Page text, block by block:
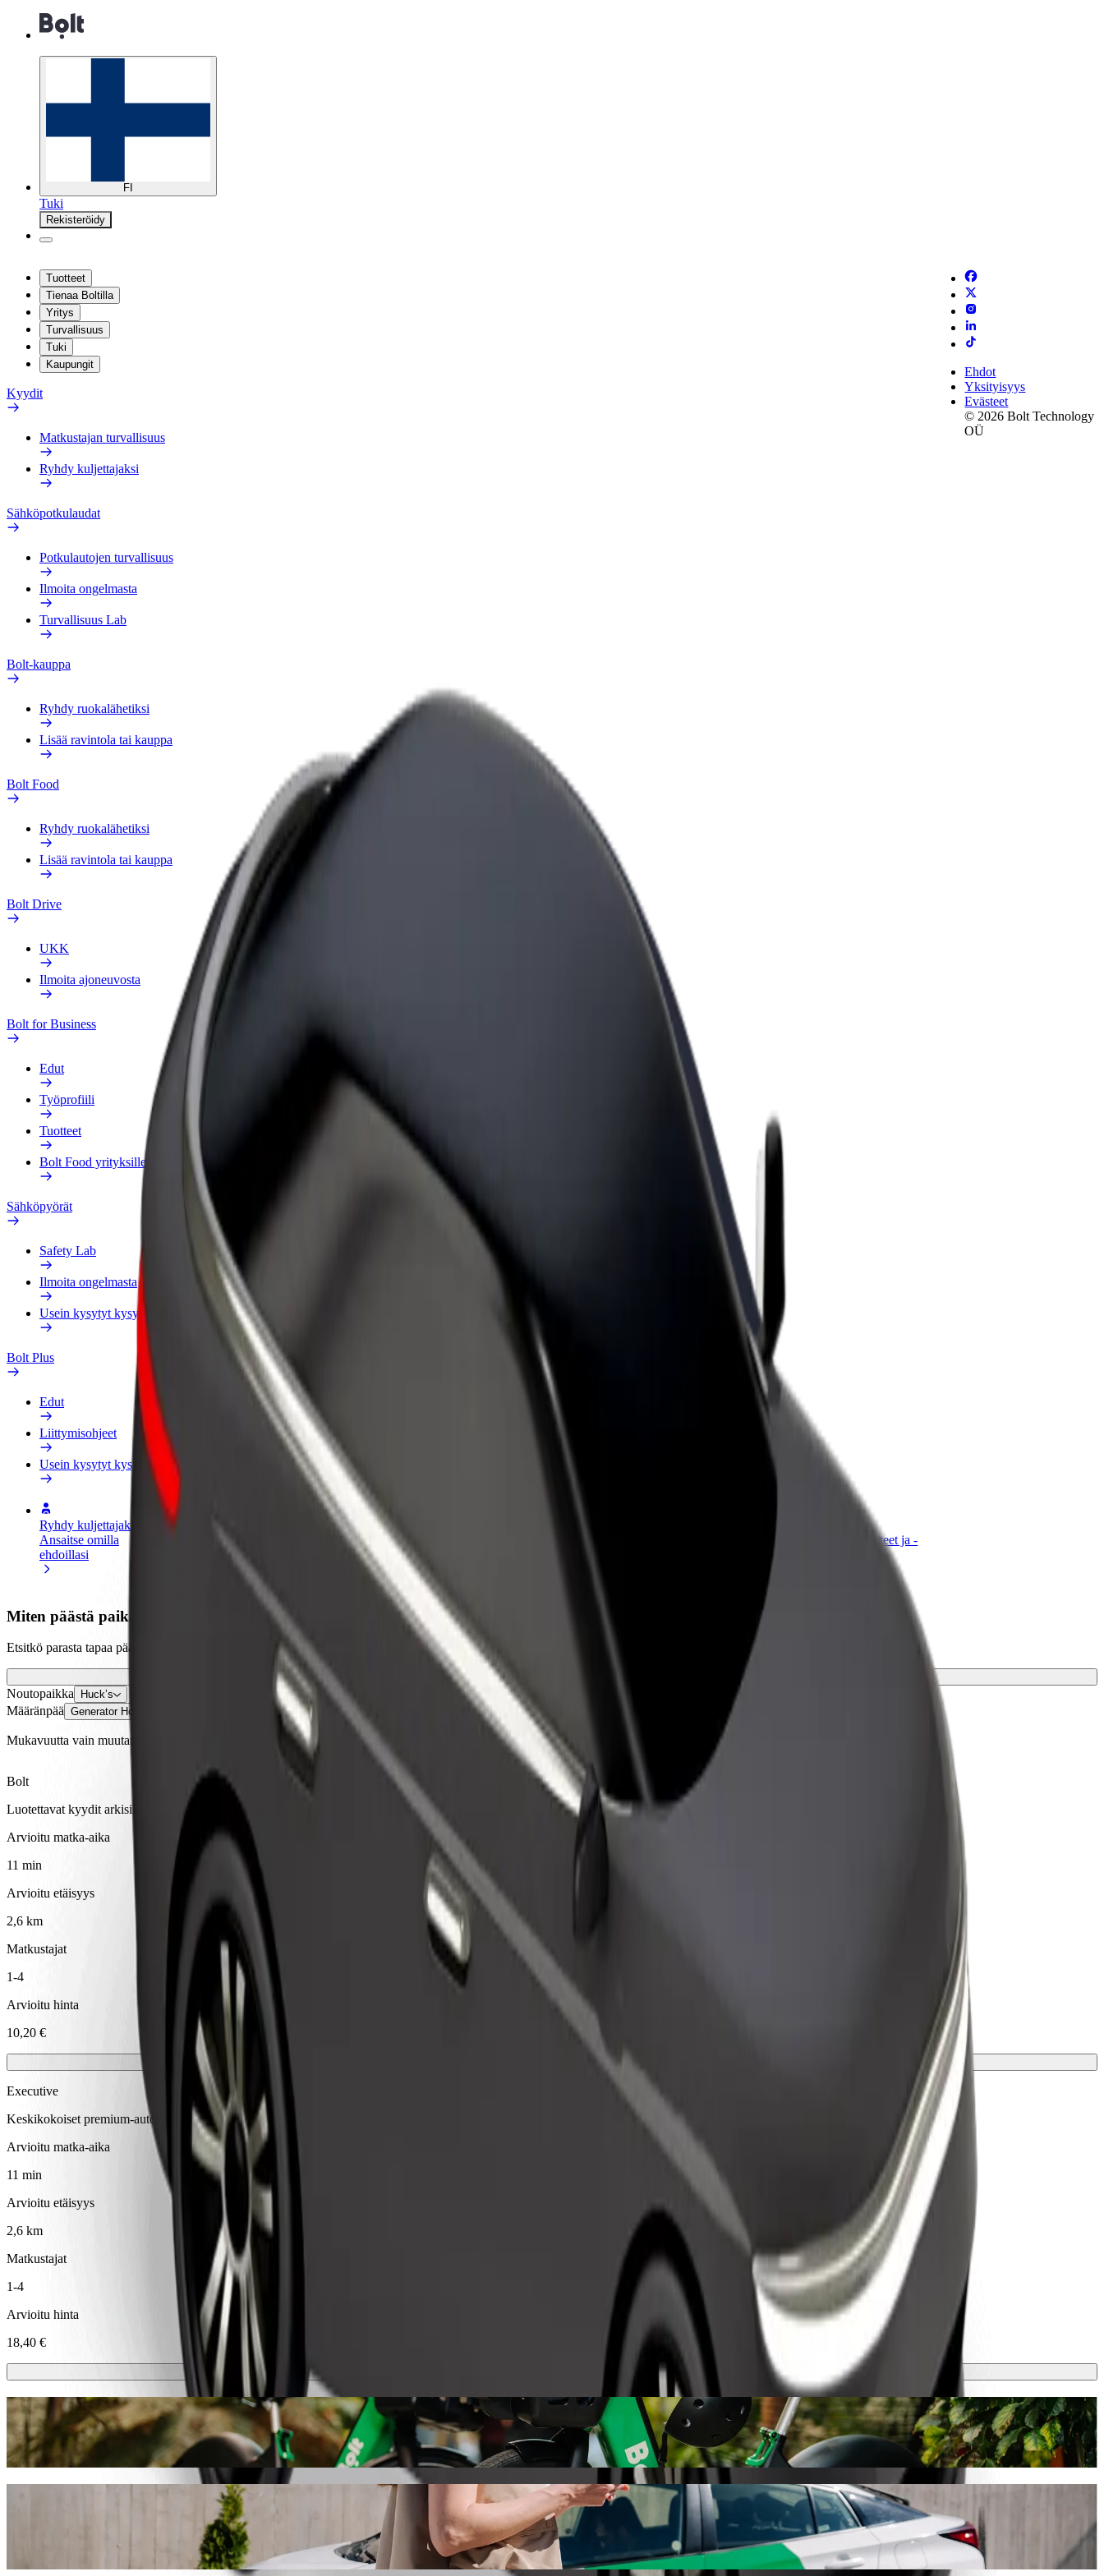
FI
Tuki
Rekisteröidy
Tuotteet
Tienaa Boltilla
Yritys
Turvallisuus
Tuki
Kaupungit
Kyydit
Matkustajan turvallisuus
Ryhdy kuljettajaksi
Sähköpotkulaudat
Potkulautojen turvallisuus
Ilmoita ongelmasta
Turvallisuus Lab
Bolt-kauppa
Ryhdy ruokalähetiksi
Lisää ravintola tai kauppa
Bolt Food
Ryhdy ruokalähetiksi
Lisää ravintola tai kauppa
Bolt Drive
UKK
Ilmoita ajoneuvosta
Bolt for Business
Edut
Työprofiili
Tuotteet
Bolt Food yrityksille
Sähköpyörät
Safety Lab
Ilmoita ongelmasta
Usein kysytyt kysymykset
Bolt Plus
Edut
Liittymisohjeet
Usein kysytyt kysymykset
Ryhdy kuljettajaksi
Ansaitse omilla
ehdoillasi
Ryhdy ruokalähetiksi
Kuljeta ruokaa ja ansaitse
Lisää ravintola tai kauppa
Tavoita lisää asiakkaita ja kasvata
ansioita
Yrityksellesi skaalatut Bolt-tuotteet ja -
Ehdot
Yksityisyys
Evästeet
© 2026 Bolt Technology
OÜ
Miten päästä paikasta Huck’s kohteeseen Generator Hostel Dublin
Etsitkö parasta tapaa päästä paikasta Huck’s kohteeseen Generator Hostel Dublin? Tutustu palveluihimme ja löydä täydellinen vaihtoehto matkaasi varten.
Noutopaikka Huck’s
Määränpää Generator Hostel Dublin
Mukavuutta vain muutaman napautuksen päässä!
Bolt
Luotettavat kyydit arkisilla keskikokoisilla autoilla.
Arvioitu matka-aika
11 min
Arvioitu etäisyys
2,6 km
Matkustajat
1-4
Arvioitu hinta
10,20 €
Executive
Keskikokoiset premium-autot laadukkain mukavuuksin
Arvioitu matka-aika
11 min
Arvioitu etäisyys
2,6 km
Matkustajat
1-4
Arvioitu hinta
18,40 €
Sähköpotkulaudat tai sähköpyörät
Liiku kaupungissa Dublin sähköpotkulaudoilla tai sähköpyörillä
Lataa Bolt-sovellus
Pääse paikasta Huck’s kohteeseen Generator Hostel Dublin Bolt-kyytipalvelulla
Suosittelemme Bolt-kyytipalvelua, jos etsit parasta hintaa matkalle kohteeseen Generator Hostel Dublin. Boltilla tämä matka kestää noin 11 min ja maksaa noin 9,50 € EUR. Tilaisuudesta riippumatta löydämme
sinulle sopivan ajoneuvon.